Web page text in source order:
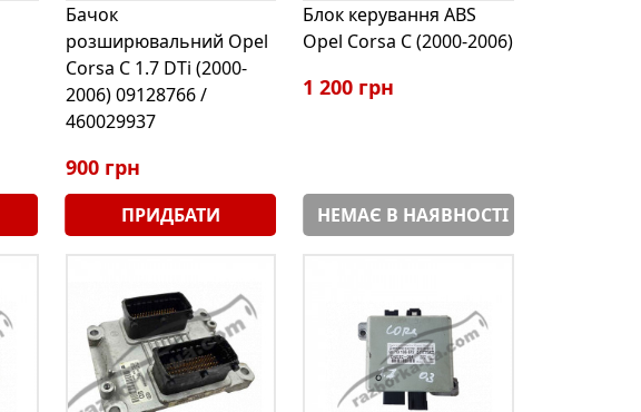
Бачок
розширювальний Opel
Corsa С 1.7 DTi (2000-
2006) 09128766 /
460029937
900 грн
ПРИДБАТИ
Блок керування ABS
Opel Corsa С (2000-2006)
1 200 грн
НЕМАЄ В НАЯВНОСТІ